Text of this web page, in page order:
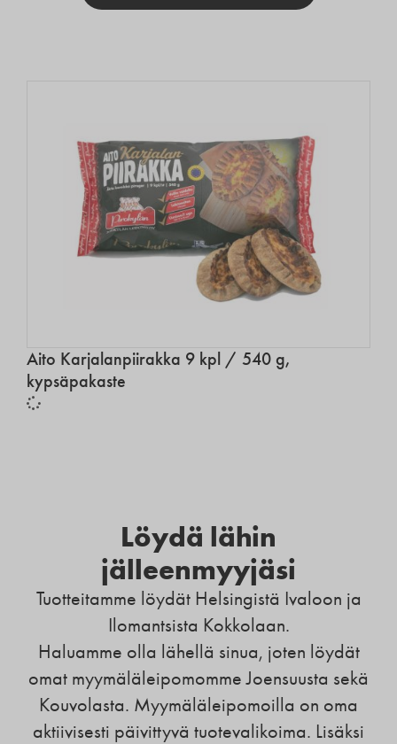
Aito Karjalanpiirakka 9 kpl / 540 g,
kypsäpakaste
Löydä lähin
jälleenmyyjäsi
Tuotteitamme löydät Helsingistä Ivaloon ja
Ilomantsista Kokkolaan.
Haluamme olla lähellä sinua, joten löydät
omat myymäläleipomomme Joensuusta sekä
Kouvolasta. Myymäläleipomoilla on oma
aktiivisesti päivittyvä tuotevalikoima. Lisäksi